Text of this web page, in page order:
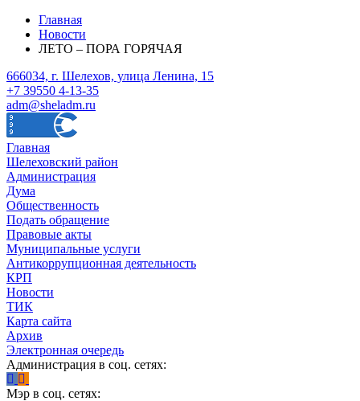
Главная
Новости
ЛЕТО – ПОРА ГОРЯЧАЯ
666034, г. Шелехов, улица Ленина, 15
+7 39550 4-13-35
adm@sheladm.ru
Главная
Шелеховский район
Администрация
Дума
Общественность
Подать обращение
Правовые акты
Муниципальные услуги
Антикоррупционная деятельность
КРП
Новости
ТИК
Карта сайта
Архив
Электронная очередь
Администрация в соц. сетях:
Мэр в соц. сетях: